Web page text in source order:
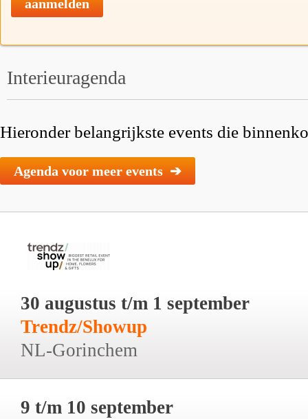
aanmelden
Interieuragenda
Hieronder belangrijkste events die
Agenda voor meer events ➔
30 augustus t/m 1 september
Trendz/Showup
NL-Gorinchem
9 t/m 10 september